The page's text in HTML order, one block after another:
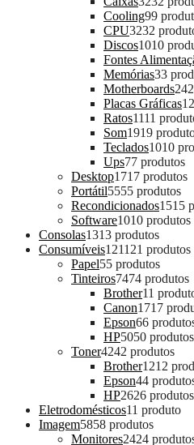
Cooling99
CPU3232
Discos1010
Fontes
Memórias33
Motherboards24
Placas Gráficas12
Ratos1111
Som1919
Teclados1010
Ups77 produtos
Desktop1717 produtos
Portátil5555 produtos
Recondicionados1515
Software1010 produtos
Consolas1313 produtos
Consumíveis121121 produtos
Papel55 produtos
Tinteiros7474 produtos
Brother11
Canon1717
Epson66
HP5050 produtos
Toner4242 produtos
Brother1212
Epson44
HP2626 produtos
Eletrodomésticos11 produto
Imagem5858 produtos
Monitores2424